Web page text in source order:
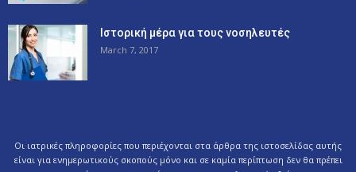
Ιστορική μέρα για τους νοσηλευτές
March 7, 2017
Οι ιατρικές πληροφορίες που περιέχονται στα άρθρα της ιστοσελίδας αυτής
είναι για ενημερωτικούς σκοπούς μόνο και σε καμία περίπτωση δεν θα πρέπει